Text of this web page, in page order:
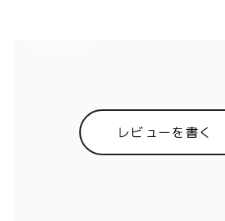
レビューを書く